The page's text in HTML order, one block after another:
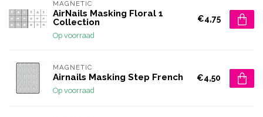
MAGNETIC
AirNails Masking Floral 1
Collection
Op voorraad
€4,75
MAGNETIC
Airnails Masking Step French
Op voorraad
€4,50